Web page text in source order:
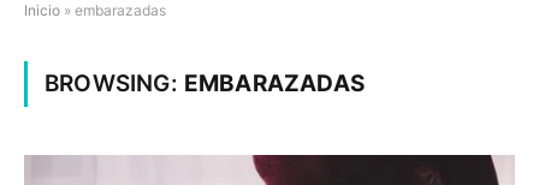
Inicio » embarazadas
BROWSING: EMBARAZADAS